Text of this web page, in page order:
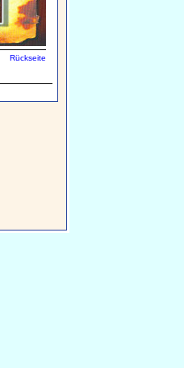
Rückseite